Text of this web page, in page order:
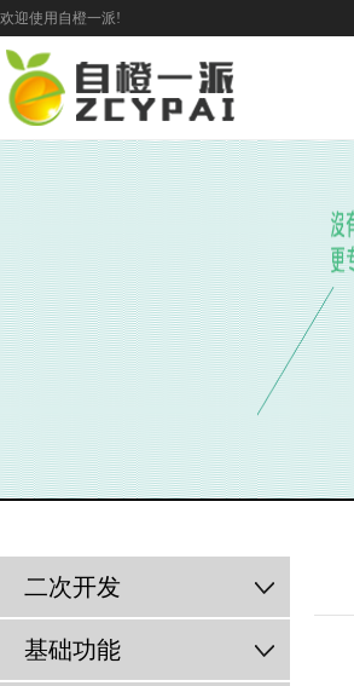
欢迎使用自橙一派!
二次开发
基础功能